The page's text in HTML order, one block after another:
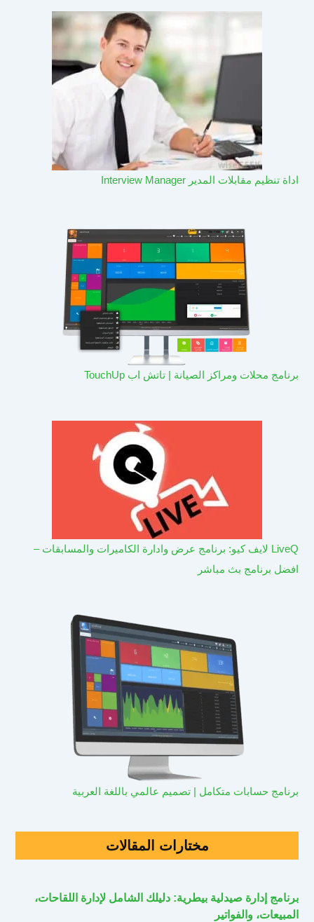
اداة تنظيم مقابلات المدير Interview Manager
برنامج محلات ومراكز الصيانة | تاتش اب TouchUp
LiveQ لايف كيو: برنامج عرض وادارة الكاميرات والمسابقات –
افضل برنامج بث مباشر
برنامج حسابات متكامل | تصميم عالمي باللغة العربية
مختارات المقالات
برنامج إدارة صيدلية بيطرية: دليلك الشامل لإدارة اللقاحات،
المبيعات، والفواتير